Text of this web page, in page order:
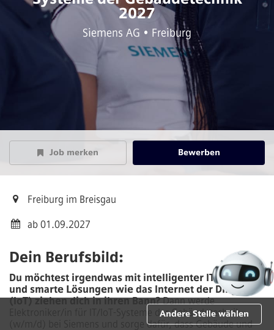
2027
Siemens AG • Freiburg
Job merken Bewerben
Freiburg im Breisgau
ab 01.09.2027
Dein Berufsbild:
Du möchtest irgendwas mit intelligenter IT machen
und smarte Lösungen wie das Internet der Dinge
(IoT) ziehen dich in ihren Bann?Dann werde
Elektroniker/in für IT/IoT-Systeme der Gebäudetechnik
bei Siemens und sorge dafür, dass Gebäude und
Andere Stelle wählen